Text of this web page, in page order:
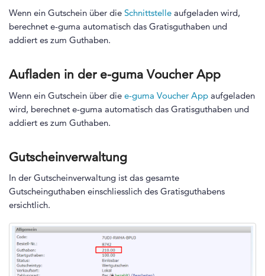
Wenn ein Gutschein über die Schnittstelle aufgeladen wird,
berechnet e-guma automatisch das Gratisguthaben und
addiert es zum Guthaben.
Aufladen in der e-guma Voucher App
Wenn ein Gutschein über die e-guma Voucher App aufgeladen
wird, berechnet e-guma automatisch das Gratisguthaben und
addiert es zum Guthaben.
Gutscheinverwaltung
In der Gutscheinverwaltung ist das gesamte
Gutscheinguthaben einschliesslich des Gratisguthabens
ersichtlich.